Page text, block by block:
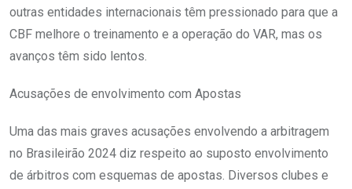
outras entidades internacionais têm pressionado para que a
CBF melhore o treinamento e a operação do VAR, mas os
avanços têm sido lentos.
Acusações de envolvimento com Apostas
Uma das mais graves acusações envolvendo a arbitragem
no Brasileirão 2024 diz respeito ao suposto envolvimento
de árbitros com esquemas de apostas. Diversos clubes e